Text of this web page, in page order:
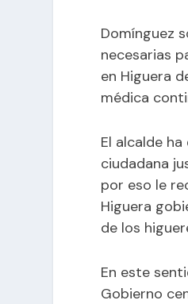
Domínguez
necesarias
en Higuera
médica
El alcalde
ciudadana
por eso le
Higuera
de los
En este
Gobierno